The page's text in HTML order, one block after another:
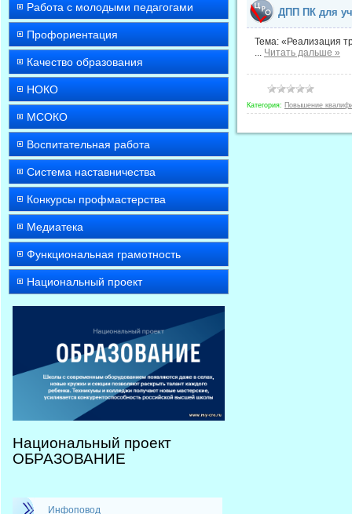
Работа с молодыми педагогами
Профориентация
Качество образования
НОКО
МСОКО
Воспитательная работа
Система наставничества
Конкурсы профмастерства
Медиатека
Функциональная грамотность
Национальный проект
Национальный проект
ОБРАЗОВАНИЕ
Инфоповод
ДПП ПК для
Тема: «Реализация
... Читать дальше »
Категория: Повышение